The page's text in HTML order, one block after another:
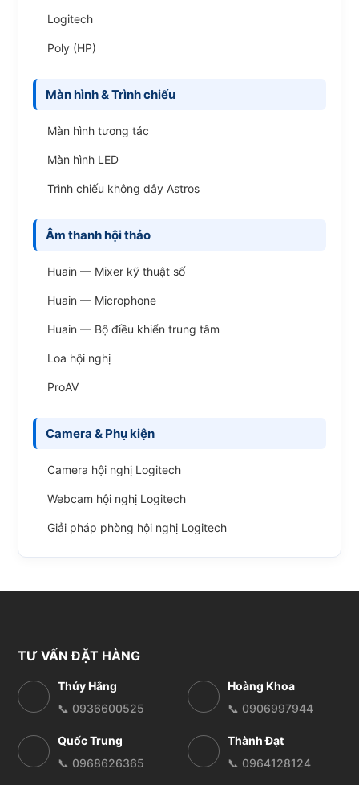
Logitech
Poly (HP)
Màn hình & Trình chiếu
Màn hình tương tác
Màn hình LED
Trình chiếu không dây Astros
Âm thanh hội thảo
Huain — Mixer kỹ thuật số
Huain — Microphone
Huain — Bộ điều khiển trung tâm
Loa hội nghị
ProAV
Camera & Phụ kiện
Camera hội nghị Logitech
Webcam hội nghị Logitech
Giải pháp phòng hội nghị Logitech
TƯ VẤN ĐẶT HÀNG
Thúy Hằng
📞 0936600525
Hoàng Khoa
📞 0906997944
Quốc Trung
📞 0968626365
Thành Đạt
📞 0964128124